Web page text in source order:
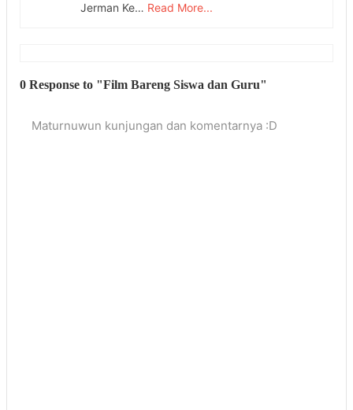
Jerman Ke… Read More...
0 Response to "Film Bareng Siswa dan Guru"
Maturnuwun kunjungan dan komentarnya :D